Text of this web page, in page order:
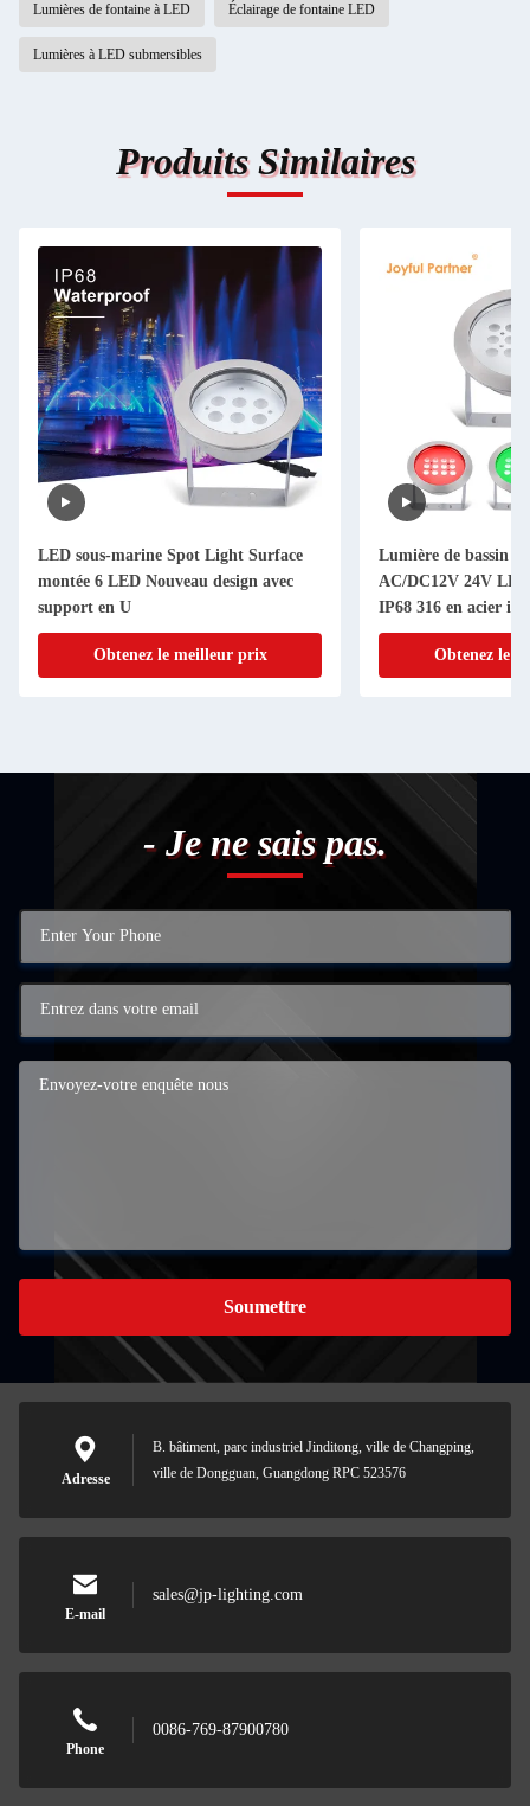
Lumières de fontaine à LED Éclairage de fontaine LED
Lumières à LED submersibles
Produits Similaires
LED sous-marine Spot Light Surface
montée 6 LED Nouveau design avec
support en U
Obtenez le meilleur prix
Lumière de bassin
AC/DC12V 24V
IP68 316 en acier
Obtenez le
- Je ne sais pas.
Soumettre
Adresse
B. bâtiment, parc industriel Jinditong, ville de Changping,
ville de Dongguan, Guangdong RPC 523576
E-mail
sales@jp-lighting.com
Phone
0086-769-87900780